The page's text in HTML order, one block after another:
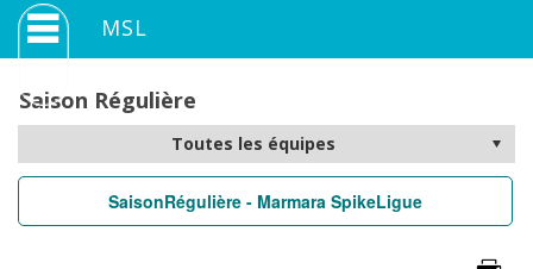
MSL
Saison Régulière
SaisonRégulière - Marmara SpikeLigue